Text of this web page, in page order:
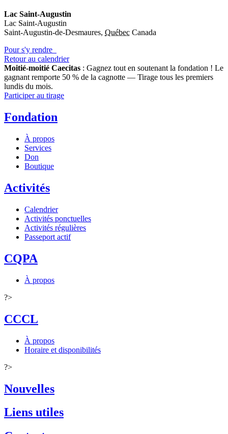
Lac Saint-Augustin
Lac Saint-Augustin
Saint-Augustin-de-Desmaures, Québec Canada
Pour s'y rendre
Retour au calendrier
Moitié-moitié Caecitas : Gagnez tout en soutenant la fondation ! Le
gagnant remporte 50 % de la cagnotte — Tirage tous les premiers
lundis du mois.
Participer au tirage
Fondation
À propos
Services
Don
Boutique
Activités
Calendrier
Activités ponctuelles
Activités régulières
Passeport actif
CQPA
À propos
?>
CCCL
À propos
Horaire et disponibilités
?>
Nouvelles
Liens utiles